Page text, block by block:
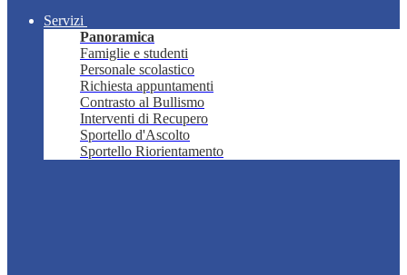
Servizi
Panoramica
Famiglie e studenti
Personale scolastico
Richiesta appuntamenti
Contrasto al Bullismo
Interventi di Recupero
Sportello d'Ascolto
Sportello Riorientamento